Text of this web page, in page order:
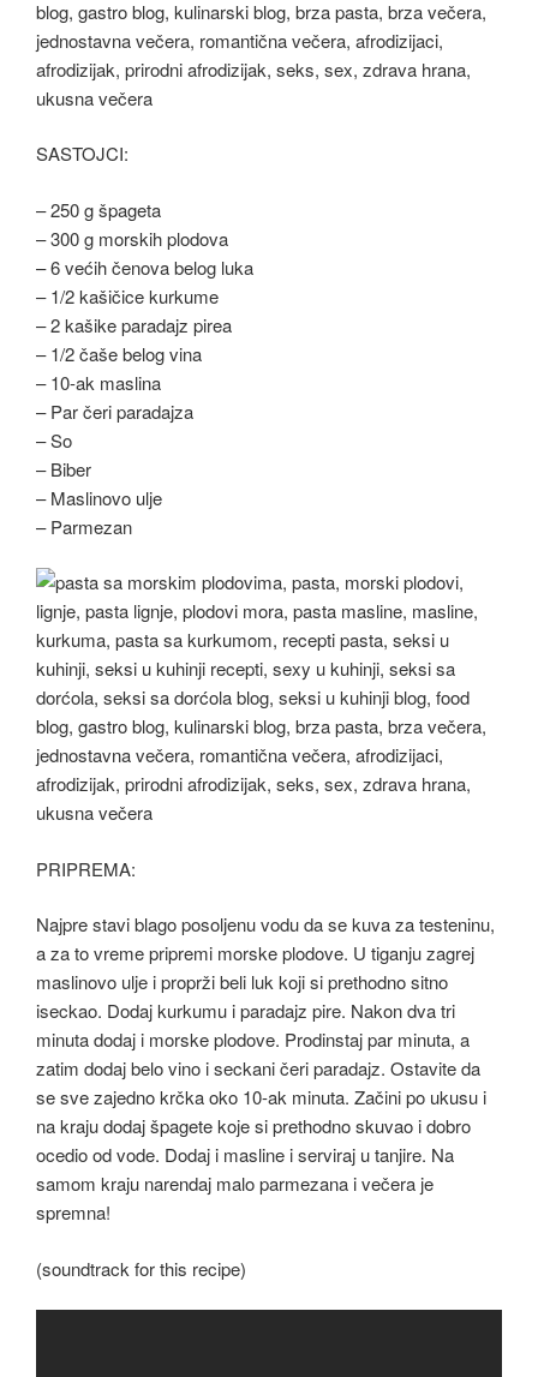
SASTOJCI:
– 250 g špageta
– 300 g morskih plodova
– 6 većih čenova belog luka
– 1/2 kašičice kurkume
– 2 kašike paradajz pirea
– 1/2 čaše belog vina
– 10-ak maslina
– Par čeri paradajza
– So
– Biber
– Maslinovo ulje
– Parmezan
PRIPREMA:
Najpre stavi blago posoljenu vodu da se kuva za testeninu,
a za to vreme pripremi morske plodove. U tiganju zagrej
maslinovo ulje i proprži beli luk koji si prethodno sitno
iseckao. Dodaj kurkumu i paradajz pire. Nakon dva tri
minuta dodaj i morske plodove. Prodinstaj par minuta, a
zatim dodaj belo vino i seckani čeri paradajz. Ostavite da
se sve zajedno krčka oko 10-ak minuta. Začini po ukusu i
na kraju dodaj špagete koje si prethodno skuvao i dobro
ocedio od vode. Dodaj i masline i serviraj u tanjire. Na
samom kraju narendaj malo parmezana i večera je
spremna!
(soundtrack for this recipe)